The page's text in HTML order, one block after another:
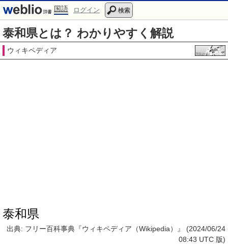
国語 ログイン 検索
泰和県とは？ わかりやすく解説
ウィキペディア
泰和県
出典: フリー百科事典『ウィキペディア（Wikipedia）』 (2024/06/24
08:43 UTC 版)